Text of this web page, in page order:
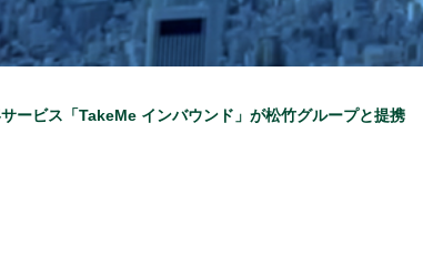
ービス「TakeMe インバウンド」が松竹グループと提携